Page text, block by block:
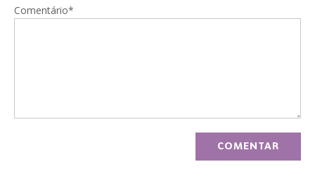
Comentário*